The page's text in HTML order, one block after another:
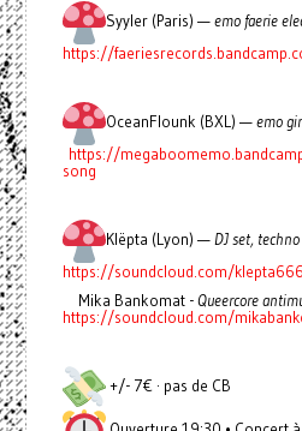
Syyler (Paris) —emo faerie
https://
OceanFlounk (BXL) —emo
https://
song
Klëpta (Lyon) —DJ set,
https://soundcloud.com/
Mika Bankomat -Queercore
https://soundcloud.com/
+/- 7€ · pas de CB